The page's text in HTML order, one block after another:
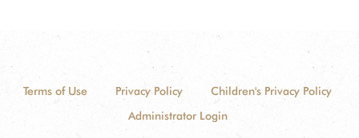
Terms of Use Privacy Policy
Children's Privacy Policy
Administrator Login